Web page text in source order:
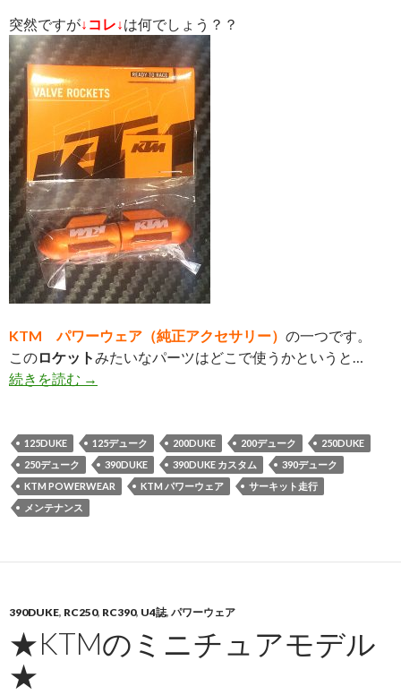
突然ですが↓コレ↓は何でしょう？？
KTM パワーウェア（純正アクセサリー） の一つです。
このロケットみたいなパーツはどこで使うかというと…
続きを読む 意外と便利だったKTM純正アクセサリー
→
125DUKE 125デューク 200DUKE 200デューク
250DUKE
250デューク
390DUKE 390DUKE カスタム
390デューク
KTM POWERWEAR
KTM パワーウェア
サーキット走行
メンテナンス
390DUKE, RC250, RC390, U4誌, パワーウェア
★KTMのミニチュアモデル
★